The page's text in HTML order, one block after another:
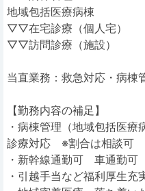
地域包括医療病棟
▽▽在宅診療（個人宅）
▽▽訪問診療（施設）
当直業務：救急対応・病棟
【勤務内容の補足】
・病棟管理（地域包括医
診療対応 ※割合は相談可
・新幹線通勤可 車通勤可
・引越手当など福利厚生充